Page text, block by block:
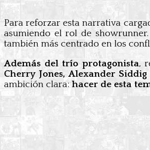
Para reforzar esta narrativa
asumiendo el rol de showrunner.
también más centrado en los
Además del trío protagonista,
Cherry Jones, Alexander
ambición clara:hacer de esta